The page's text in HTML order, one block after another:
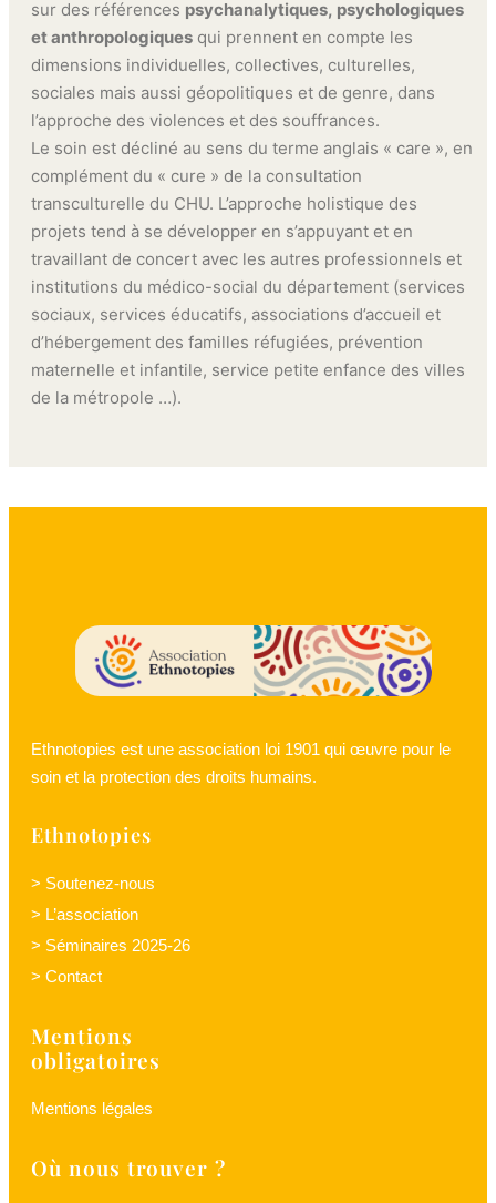
sur des références psychanalytiques, psychologiques
et anthropologiques qui prennent en compte les
dimensions individuelles, collectives, culturelles,
sociales mais aussi géopolitiques et de genre, dans
l’approche des violences et des souffrances.
Le soin est décliné au sens du terme anglais « care », en
complément du « cure » de la consultation
transculturelle du CHU. L’approche holistique des
projets tend à se développer en s’appuyant et en
travaillant de concert avec les autres professionnels et
institutions du médico-social du département (services
sociaux, services éducatifs, associations d’accueil et
d’hébergement des familles réfugiées, prévention
maternelle et infantile, service petite enfance des villes
de la métropole …).
Ethnotopies est une association loi 1901 qui œuvre pour le
soin et la protection des droits humains.
Ethnotopies
> Soutenez-nous
> L’association
> Séminaires 2025-26
> Contact
Mentions
obligatoires
Mentions légales
Où nous trouver ?